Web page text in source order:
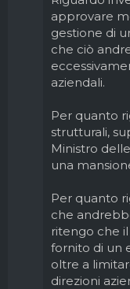
approvare
gestione di
che ciò
aziendali.
Per quanto
strutturali,
Ministro
una
Per quanto
che
ritengo che
fornito di un
oltre a
direzioni